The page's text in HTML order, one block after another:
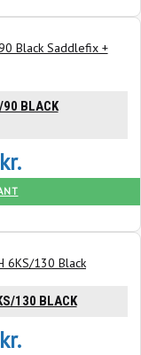
BLACK
kr.
130 BLACK
kr.